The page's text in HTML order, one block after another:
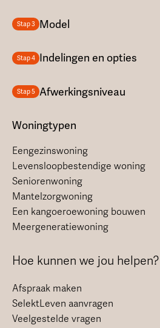
Stap 3 Model
Stap 4 Indelingen en opties
Stap 5 Afwerkingsniveau
Woningtypen
Eengezinswoning
Levensloopbestendige woning
Seniorenwoning
Mantelzorgwoning
Een kangoeroewoning bouwen
Meergeneratiewoning
Hoe kunnen we jou helpen?
Afspraak maken
SelektLeven aanvragen
Veelgestelde vragen